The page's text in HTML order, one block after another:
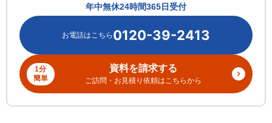
0120-39-2413
年中無休24時間365日受付
1分
簡単
資料を請求する
ご訪問・お見積り依頼はこちらから